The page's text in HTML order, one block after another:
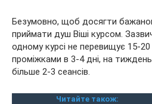
Безумовно, щоб досягти
приймати душ Віші курсом.
одному курсі не перевищує 15-
проміжками в 3-4 дні, на
більше 2-3 сеансів.
Читайте також: